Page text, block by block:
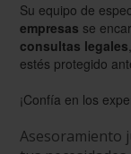
Su equipo de
empresas se
consultas legales
estés protegido
¡Confía en los
Asesoramiento